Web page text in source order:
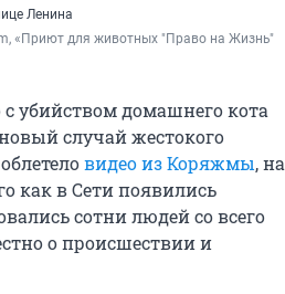
Ленина
«Приют для животных "Право на Жизнь"
с убийством домашнего кота
случай жестокого
видео из Коряжмы, на
как в Сети появились
сотни людей со всего
о происшествии и